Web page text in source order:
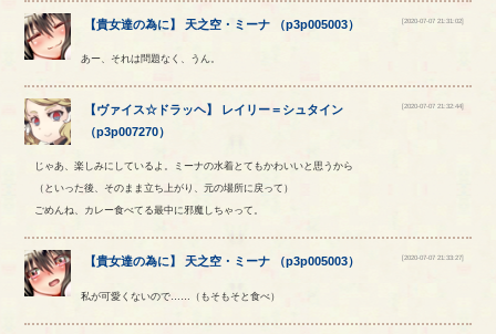
【貴女達の為に】 天之空 ・ ミーナ （p3p005003） [2020-07-07 21:31:02]
あー、それは問題なく、うん。
【ヴァイス☆ドラッヘ】 レイリー＝ シュタイン
（p3p007270）
[2020-07-07 21:32:44]
じゃあ、楽しみにしているよ。ミーナの水着とてもかわいいと思うから
（といった後、そのまま立ち上がり、元の場所に戻って）
ごめんね、カレー食べてる最中に邪魔しちゃって。
【貴女達の為に 】 天之空 ・ ミーナ （p3p005003） [2020-07-07 21:33:27]
私が可愛くないので……（もそもそと食べ）